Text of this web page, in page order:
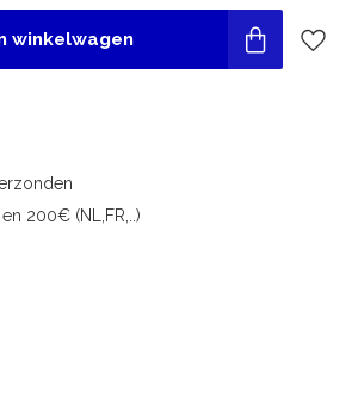
winkelwagen
200€ (NL,FR,..)